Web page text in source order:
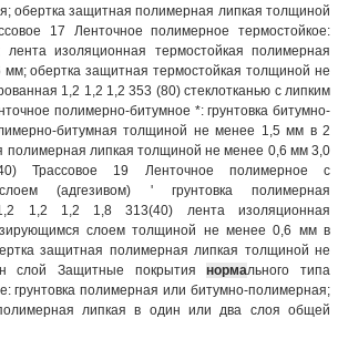
обертка защитная полимерная липкая толщиной
17 Ленточное полимерное термостойкое:
лента изоляционная термостойкая полимерная
обертка защитная термостойкая толщиной не
1,2 1,2 1,2 353 (80) стеклотканью с липким
полимерно-битумное *: грунтовка битумно-
битумная толщиной не менее 1,5 мм в 2
полимерная липкая толщиной не менее 0,6 мм 3,0
Трассовое 19 Ленточное полимерное с
(адгезивом) ' грунтовка полимерная
1,2 1,2 1,2 1,8 313(40) лента изоляционная
слоем толщиной не менее 0,6 мм в
защитная полимерная липкая толщиной не
слой Защитные покрытиянормального типа
грунтовка полимерная или битумно-полимерная;
липкая в один или два слоя общей